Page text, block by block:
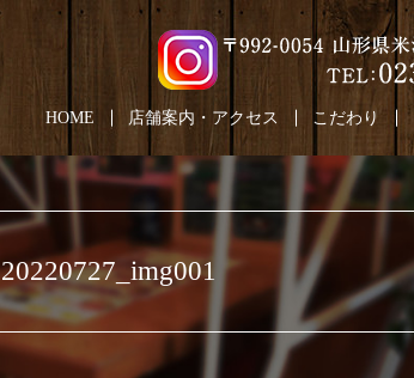
HOME 店舗案内・アクセス こだわり
20220727_img001